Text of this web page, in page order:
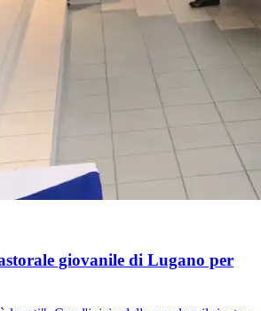
giovanile di Lugano per